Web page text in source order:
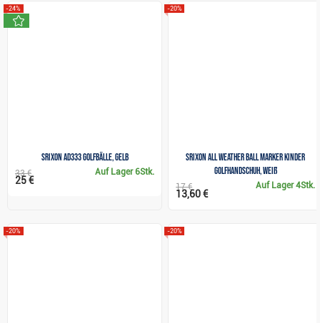
Srixon AD333 Golfbälle, gelb
-24%
Auf Lager6Stk.
33 €
25 €
Srixon All Weather Ball Marker Kinder
Golfhandschuh, weiß
-20%
Auf Lager4Stk.
17 €
13,60 €
-20% -20%